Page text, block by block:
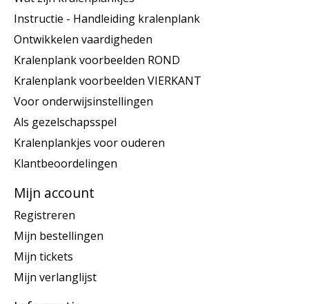
Instructie - Handleiding kralenplank
Ontwikkelen vaardigheden
Kralenplank voorbeelden ROND
Kralenplank voorbeelden VIERKANT
Voor onderwijsinstellingen
Als gezelschapsspel
Kralenplankjes voor ouderen
Klantbeoordelingen
Mijn account
Registreren
Mijn bestellingen
Mijn tickets
Mijn verlanglijst